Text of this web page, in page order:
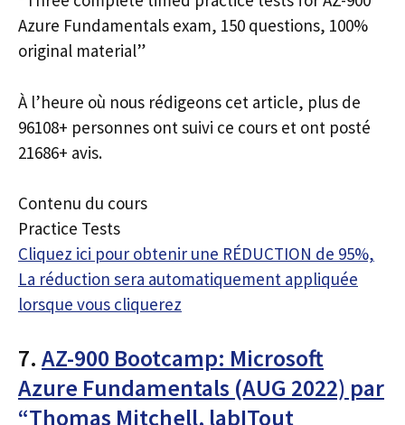
Azure Fundamentals exam, 150 questions, 100%
original material”
À l’heure où nous rédigeons cet article, plus de
96108+ personnes ont suivi ce cours et ont posté
21686+ avis.
Contenu du cours
Practice Tests
Cliquez ici pour obtenir une RÉDUCTION de 95%,
La réduction sera automatiquement appliquée
lorsque vous cliquerez
7. AZ-900 Bootcamp: Microsoft
Azure Fundamentals (AUG 2022) par
“Thomas Mitchell, labITout